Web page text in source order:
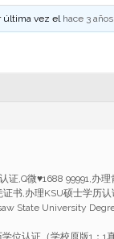
última vez el hace 3
证,Q微♥1688 99991,办
书,办理KSU硕士学历
State University